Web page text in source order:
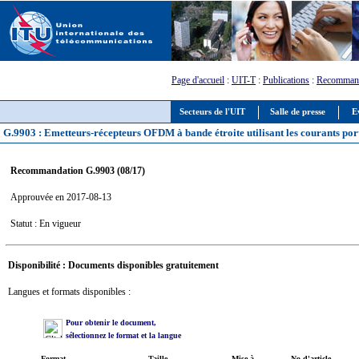
Secteurs de l'UIT Salle de presse
Page d'accueil : UIT-T: Publications :
G.9903 : Emetteurs-récepteurs OFDM à bande étroite utilisant les courants
Recommandation G.9903 (08/17)
Approuvée en 2017-08-13
Statut : En vigueur
Disponibilité : Documents disponibles gratuitement
Langues et formats disponibles :
Pour obtenir le document,
sélectionnez le format et la langue